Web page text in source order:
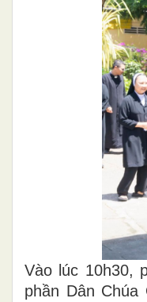
Vào lúc 10h30,
phần Dân